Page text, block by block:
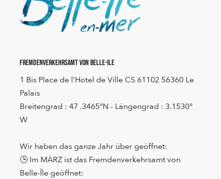
Fremdenverkehrsamt von Belle-Ile
1 Bis Place de l'Hotel de Ville CS 61102 56360 Le
Palais
Breitengrad : 47 .3465°N - Längengrad : 3.1530°
W
Wir haben das ganze Jahr über geöffnet:
🕒 Im MÄRZ ist das Fremdenverkehrsamt von
Belle-Île geöffnet: